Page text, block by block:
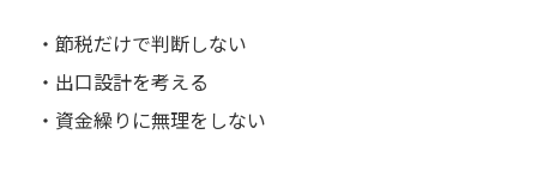
・節税だけで判断しない
・出口設計を考える
・資金繰りに無理をしない